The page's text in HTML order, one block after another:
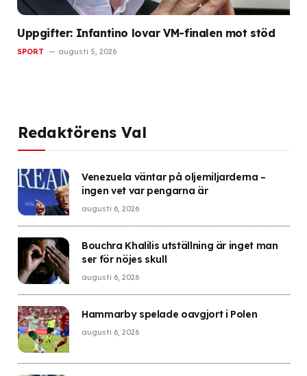
Uppgifter: Infantino lovar VM-finalen mot stöd
SPORT augusti 5, 2026
Redaktörens Val
Venezuela väntar på oljemiljarderna –
ingen vet var pengarna är
augusti 6, 2026
Bouchra Khalilis utställning är inget man
ser för nöjes skull
augusti 6, 2026
Hammarby spelade oavgjort i Polen
augusti 6, 2026